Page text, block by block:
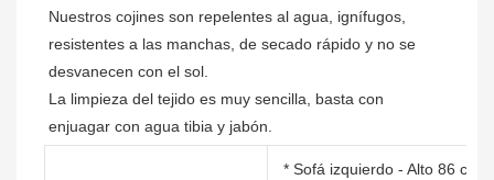
Nuestros cojines son repelentes al agua, ignífugos,
resistentes a las manchas, de secado rápido y no se
desvanecen con el sol.
La limpieza del tejido es muy sencilla, basta con
* Sofá izquierdo - Alto 86 cm